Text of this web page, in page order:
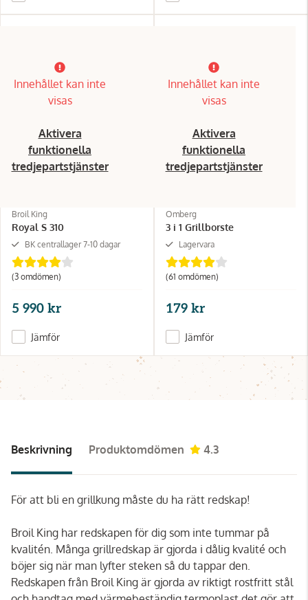
Innehållet kan inte
visas
Aktivera
funktionella
tredjepartstjänster
Broil King
Royal S 310
BK centrallager 7-10 dagar
(3 omdömen)
5 990 kr
Jämför
Innehållet kan inte
visas
Aktivera
funktionella
tredjepartstjänster
Omberg
3 i 1 Grillborste
Lagervara
(61 omdömen)
179 kr
Jämför
Beskrivning Produktomdömen 4.3
För att bli en grillkung måste du ha rätt redskap!
Broil King har redskapen för dig som inte tummar på
kvalitén. Många grillredskap är gjorda i dålig kvalité och
böjer sig när man lyfter steken så du tappar den.
Redskapen från Broil King är gjorda av riktigt rostfritt stål